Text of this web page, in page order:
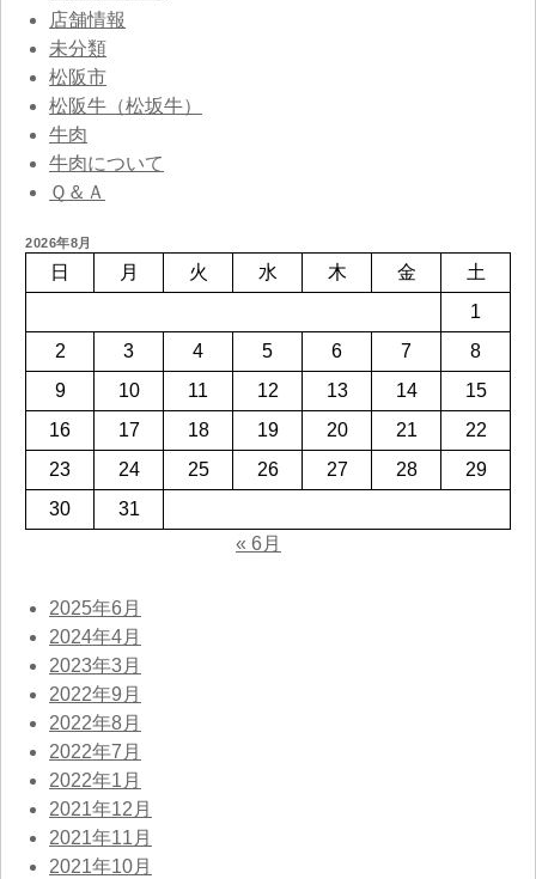
店舗情報
未分類
松阪市
松阪牛（松坂牛）
牛肉
牛肉について
Ｑ＆Ａ
2026年8月
日 月 火 水 木 金
土
1
2
3 4 5 6 7
8
9
10 11 12 13 14
15
16
17 18 19 20 21
22
23
24 25 26 27 28
29
30
31
« 6月
2025年6月
2024年4月
2023年3月
2022年9月
2022年8月
2022年7月
2022年1月
2021年12月
2021年11月
2021年10月